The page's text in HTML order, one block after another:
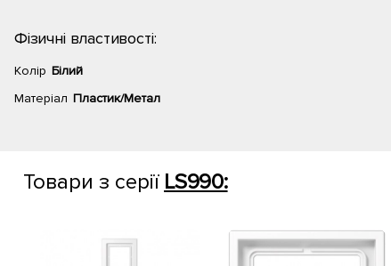
Фізичні властивості:
Колір Білий
Матеріал Пластик/Метал
Товари з серії LS990: